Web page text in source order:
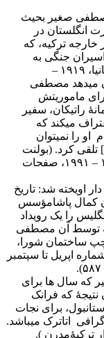
صغير بحيث
انگلستان در
وزير خارجه ترکيه، که
جنگی به
انگلستان بسپارد، (اسناد سیاست خارجی بریتانیا، ۱۹۱۹ –
نشان ميدهد مصطفی
ماموريتش
راتيکان، سفير
ميکند که
را نميتوان
کرد. (بولنت
گوکای، سياست شرقی شوروی و ترکيه ۱۹۲۰ – ۱۹۹۱، صفحات
اويخته شد: تاريخ
کمال پاشامؤسس
را يک رويداد
و حتی پايه يا تير ۱۰ فتۀ که توسط آن مصطفی
ساختمان شورا،
اپريل تا سپتمبر
که سال ها برای
نتيجۀ که فرانک
برای نجات
اتاترک ميباشد.